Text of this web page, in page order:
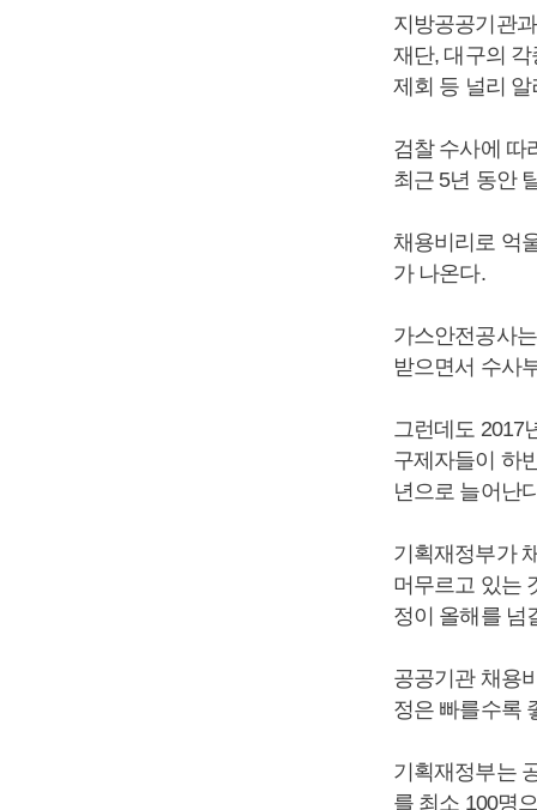
지방공공기관
재단, 대구의
제회 등 널리
검찰 수사에 따
최근 5년 동안
채용비리로 억
가 나온다.
가스안전공사
받으면서 수사
그런데도 2017
구제자들이 하
년으로 늘어난
기획재정부가
머무르고 있는
정이 올해를 넘
공공기관 채용
정은 빠를수록
기획재정부는
를 최소 100명